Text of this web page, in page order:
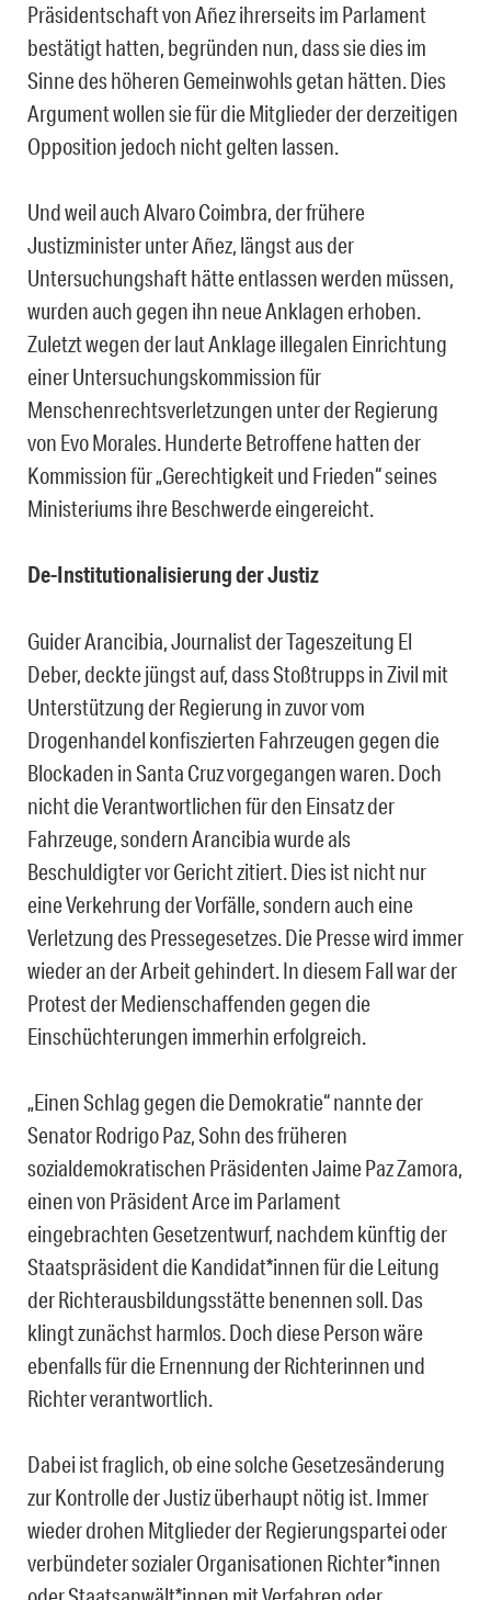
Präsidentschaft vonAñezihrerseits im Parlament
bestätigt hatten, begründen nun, dass sie dies im
Sinne des höheren Gemeinwohls getan hätten.Dies
Argument wollen sie für die Mitglieder der derzeitigen
Opposition jedoch nicht gelten lassen.
Und weil auch Alvaro Coimbra, der frühere
Justizminister unter Añez, längst aus der
Untersuchungshaft hätte entlassen werden müssen,
wurden auch gegen ihn neue Anklagen erhoben.
Zuletzt wegen der laut Anklage illegalen Einrichtung
einer Untersuchungskommission für
Menschenrechtsverletzungen unter der Regierung
von Evo Morales. Hunderte Betroffene hatten der
Kommission für „Gerechtigkeit und Frieden“ seines
Ministeriums ihre Beschwerde eingereicht.
De-Institutionalisierung der Justiz
Guider Arancibia, Journalist der Tageszeitung El
Deber, deckte jüngst auf, dass Stoßtrupps in Zivil mit
Unterstützung der Regierung in zuvor vom
Drogenhandel konfiszierten Fahrzeugen gegen die
Blockaden in Santa Cruz vorgegangen waren. Doch
nicht die Verantwortlichen für den Einsatz der
Fahrzeuge, sondern Arancibia wurde als
Beschuldigter vor Gericht zitiert. Dies ist nicht nur
eine Verkehrung der Vorfälle, sondern auch eine
Verletzung des Pressegesetzes. Die Presse wird immer
wieder an der Arbeit gehindert. In diesem Fall war der
Protest der Medienschaffenden gegen die
Einschüchterungen immerhin erfolgreich.
„Einen Schlag gegen die Demokratie“ nannte der
Senator Rodrigo Paz, Sohn des früheren
sozialdemokratischen Präsidenten Jaime Paz Zamora,
einen von Präsident Arce im Parlament
eingebrachten Gesetzentwurf, nachdem künftig der
Staatspräsident die Kandidat*innen für die Leitung
der Richterausbildungsstätte benennen soll. Das
klingt zunächst harmlos. Doch diese Person wäre
ebenfalls für die Ernennung der Richterinnen und
Richter verantwortlich.
Dabei ist fraglich, ob eine solche Gesetzesänderung
zur Kontrolle der Justiz überhaupt nötig ist. Immer
wieder drohen Mitglieder der Regierungspartei oder
verbündeter sozialer Organisationen Richter*innen